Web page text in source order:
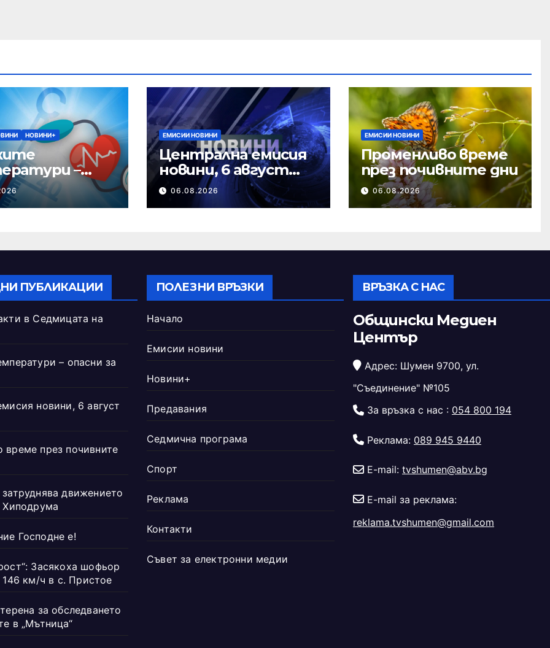
НОВИНИ+
–
за сърцето
ЕМИСИИ НОВИНИ
Централна емисия
новини, 6 август
2026 г.
06.08.2026
ЕМИСИИ НОВИНИ
Променливо време
през почивните дни
06.08.2026
ПУБЛИКАЦИИ
в Седмицата на
– опасни за
новини, 6 август
време през почивните
движението
Хиподрума
Господне е!
Засякоха шофьор
146 км/ч в с. Пристое
за обследването
в „Мътница“
ПОЛЕЗНИ ВРЪЗКИ
Начало
Емисии новини
Новини+
Предавания
Седмична програма
Спорт
Реклама
Контакти
Съвет за електронни медии
ВРЪЗКА С НАС
Общински Медиен
Център
Адрес: Шумен 9700, ул.
"Съединение" №105
За връзка с нас : 054 800 194
Реклама: 089 945 9440
E-mail: tvshumen@abv.bg
E-mail за реклама:
reklama.tvshumen@gmail.com